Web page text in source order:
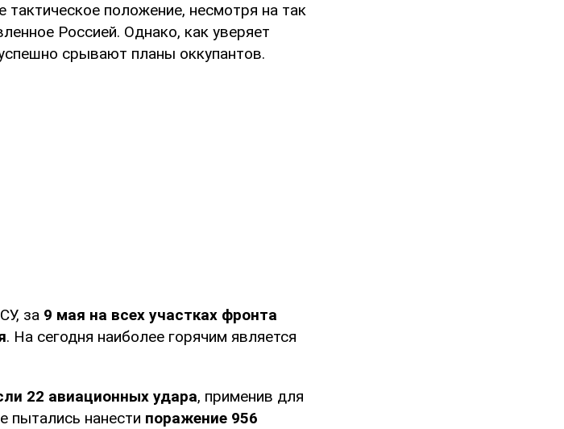
положение, несмотря на так
Россией. Однако, как уверяет
срывают планы оккупантов.
за 9 мая на всех участках фронта
. На сегодня наиболее горячим является
22 авиационных удара, применив для
пытались нанести поражение 956